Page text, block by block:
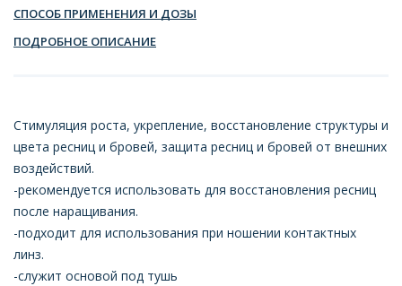
СПОСОБ ПРИМЕНЕНИЯ И ДОЗЫ
ПОДРОБНОЕ ОПИСАНИЕ
Стимуляция роста, укрепление, восстановление структуры и
цвета ресниц и бровей, защита ресниц и бровей от внешних
воздействий.
-рекомендуется использовать для восстановления ресниц
после наращивания.
-подходит для использования при ношении контактных
линз.
-служит основой под тушь